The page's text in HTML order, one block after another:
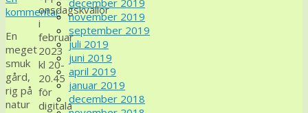
kommentar
En
meget
smuk
gård,
rig på
natur
onsdagskvällor
i
februar
2023
kl 20-
20.45
för
digitala
december 2019
november 2019
september 2019
juli 2019
juni 2019
april 2019
januar 2019
december 2018